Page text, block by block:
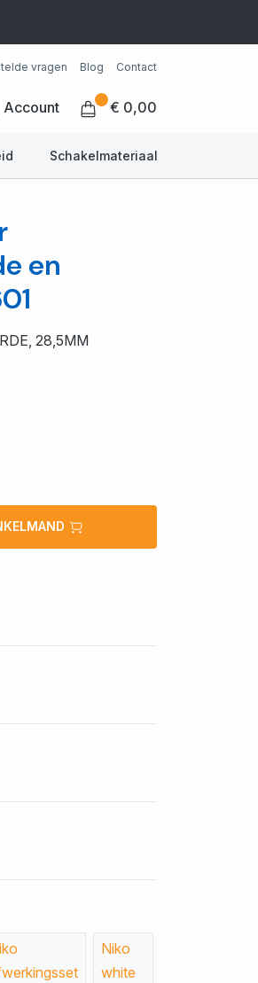
vragen Blog Contact
Account € 0,00
Schakelmateriaal
en
28,5MM
Niko
white